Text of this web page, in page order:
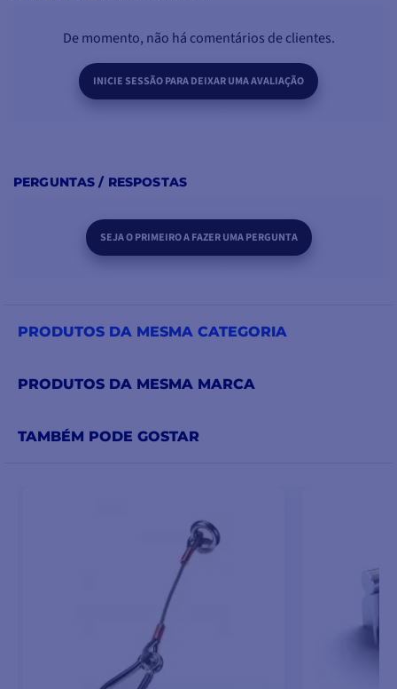
De momento, não há comentários de clientes.
INICIE SESSÃO PARA DEIXAR UMA AVALIAÇÃO
PERGUNTAS / RESPOSTAS
SEJA O PRIMEIRO A FAZER UMA PERGUNTA
PRODUTOS DA MESMA CATEGORIA
PRODUTOS DA MESMA MARCA
TAMBÉM PODE GOSTAR